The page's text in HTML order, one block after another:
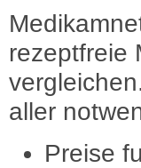
rezeptfreie
aller
Preise